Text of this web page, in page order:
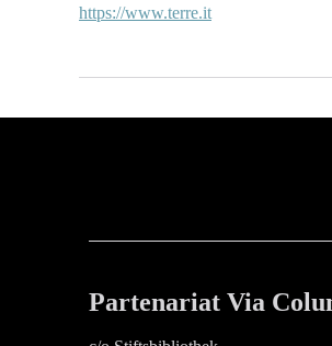
https://www.terre.it
Partenariat Via